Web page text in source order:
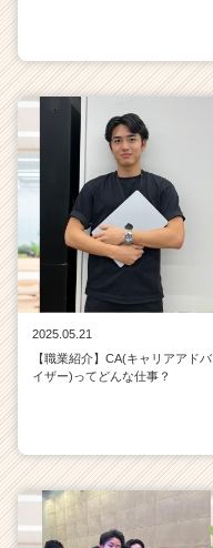
2025.05.21
【職業紹介】CA(キャリアアドバ
イザー)ってどんな仕事？